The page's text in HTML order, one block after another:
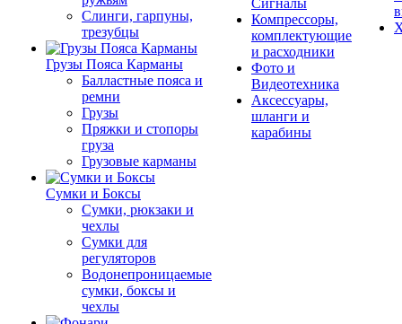
Слинги, гарпуны,
трезубцы
Грузы Пояса Карманы
Балластные пояса и
ремни
Грузы
Пряжки и стопоры
груза
Грузовые карманы
Сумки и Боксы
Сумки, рюкзаки и
чехлы
Сумки для
регуляторов
Водонепроницаемые
сумки, боксы и
чехлы
Сигналы
Компрессоры,
комплектующие
и расходники
Фото и
Видеотехника
Аксессуары,
шланги и
карабины